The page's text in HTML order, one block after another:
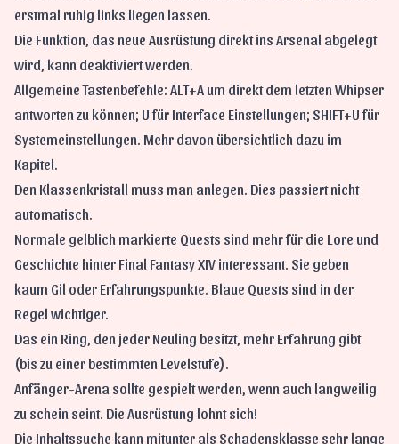
erstmal ruhig links liegen lassen.
Die Funktion, das neue Ausrüstung direkt ins Arsenal abgelegt
wird, kann deaktiviert werden.
Allgemeine Tastenbefehle: ALT+A um direkt dem letzten Whipser
antworten zu können; U für Interface Einstellungen; SHIFT+U für
Systemeinstellungen. Mehr davon übersichtlich dazu im
Kapitel.
Den Klassenkristall muss man anlegen. Dies passiert nicht
automatisch.
Normale gelblich markierte Quests sind mehr für die Lore und
Geschichte hinter Final Fantasy XIV interessant. Sie geben
kaum Gil oder Erfahrungspunkte. Blaue Quests sind in der
Regel wichtiger.
Das ein Ring, den jeder Neuling besitzt, mehr Erfahrung gibt
(bis zu einer bestimmten Levelstufe).
Anfänger-Arena sollte gespielt werden, wenn auch langweilig
zu schein seint. Die Ausrüstung lohnt sich!
Die Inhaltssuche kann mitunter als Schadensklasse sehr lange